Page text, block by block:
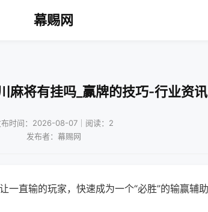
幕赐网
麻将有挂吗_赢牌的技巧-行业资讯
布时间：2026-08-07｜阅读：2
发布者：幕赐网
一直输的玩家，快速成为一个“必胜”的输赢辅